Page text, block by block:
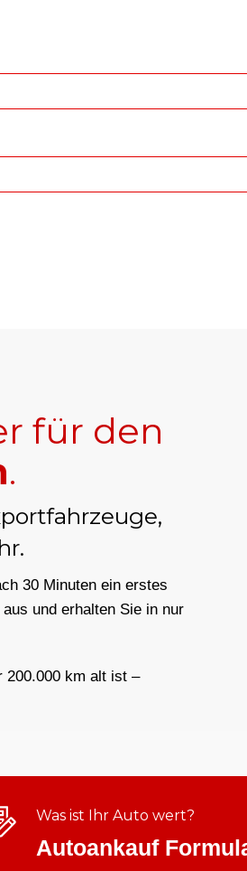
für den
.
30 Minuten ein erstes
und erhalten Sie in nur
200.000 km alt ist –
Was ist Ihr Auto wert?
Autoankauf